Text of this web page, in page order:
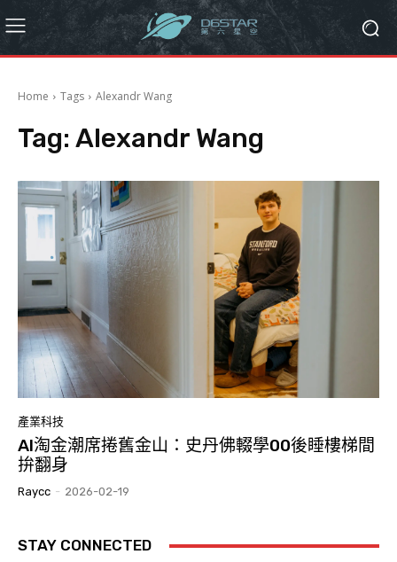
Home Tags Alexandr Wang
Tag: Alexandr Wang
產業科技
AI淘金潮席捲舊金山：史丹佛輟學00後睡樓梯間
拚翻身
Raycc - 2026-02-19
STAY CONNECTED